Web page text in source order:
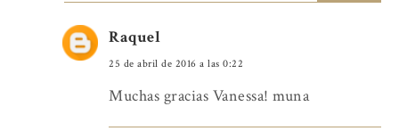
Raquel
25 de abril de 2016 a las 0:22
Muchas gracias Vanessa! muna